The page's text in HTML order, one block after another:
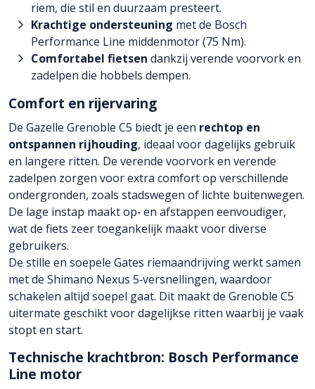
riem, die stil en duurzaam presteert.
Krachtige ondersteuning met de Bosch
Performance Line middenmotor (75 Nm).
Comfortabel fietsen dankzij verende voorvork en
zadelpen die hobbels dempen.
Comfort en rijervaring
De Gazelle Grenoble C5 biedt je een rechtop en
ontspannen rijhouding, ideaal voor dagelijks gebruik
en langere ritten. De verende voorvork en verende
zadelpen zorgen voor extra comfort op verschillende
ondergronden, zoals stadswegen of lichte buitenwegen.
De lage instap maakt op‑ en afstappen eenvoudiger,
wat de fiets zeer toegankelijk maakt voor diverse
gebruikers.
De stille en soepele Gates riemaandrijving werkt samen
met de Shimano Nexus 5‑versnellingen, waardoor
schakelen altijd soepel gaat. Dit maakt de Grenoble C5
uitermate geschikt voor dagelijkse ritten waarbij je vaak
stopt en start.
Technische krachtbron: Bosch Performance
Line motor